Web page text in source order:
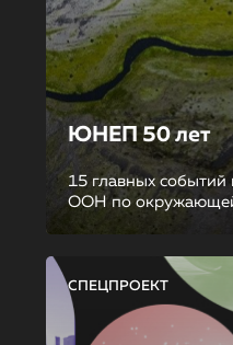
ЮНЕП 50 лет
15 главных
ООН по
СПЕЦПРОЕКТ